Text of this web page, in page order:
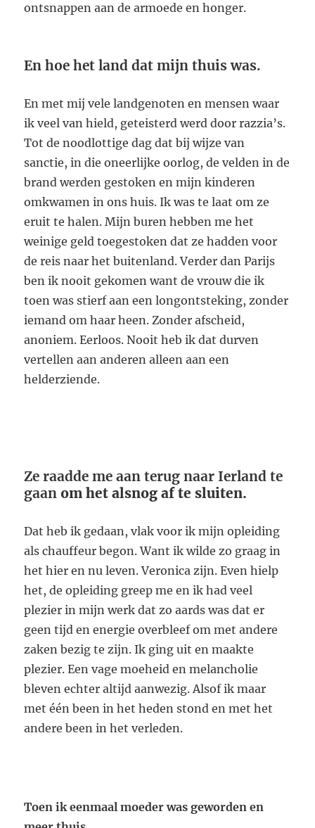
ontsnappen aan de armoede en honger.
En hoe het land dat mijn thuis was.
En met mij vele landgenoten en mensen waar
ik veel van hield, geteisterd werd door razzia’s.
Tot de noodlottige dag dat bij wijze van
sanctie, in die oneerlijke oorlog, de velden in de
brand werden gestoken en mijn kinderen
omkwamen in ons huis. Ik was te laat om ze
eruit te halen. Mijn buren hebben me het
weinige geld toegestoken dat ze hadden voor
de reis naar het buitenland. Verder dan Parijs
ben ik nooit gekomen want de vrouw die ik
toen was stierf aan een longontsteking, zonder
iemand om haar heen. Zonder afscheid,
anoniem. Eerloos. Nooit heb ik dat durven
vertellen aan anderen alleen aan een
helderziende.
Ze raadde me aan terug naar Ierland te
gaan om het alsnog af te sluiten.
Dat heb ik gedaan, vlak voor ik mijn opleiding
als chauffeur begon. Want ik wilde zo graag in
het hier en nu leven. Veronica zijn. Even hielp
het, de opleiding greep me en ik had veel
plezier in mijn werk dat zo aards was dat er
geen tijd en energie overbleef om met andere
zaken bezig te zijn. Ik ging uit en maakte
plezier. Een vage moeheid en melancholie
bleven echter altijd aanwezig. Alsof ik maar
met één been in het heden stond en met het
andere been in het verleden.
Toen ik eenmaal moeder was geworden en